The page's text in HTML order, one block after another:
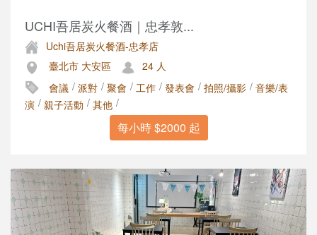
UCHI吾居炭火餐酒｜忠孝敦...
Uchi吾居炭火餐酒-忠孝店
臺北市 大安區
24 人
會議 / 派對 / 聚會 / 工作 / 發表會 / 拍照/攝影 / 音樂/表
演 / 親子活動 / 其他 /
每小時 $2000 起